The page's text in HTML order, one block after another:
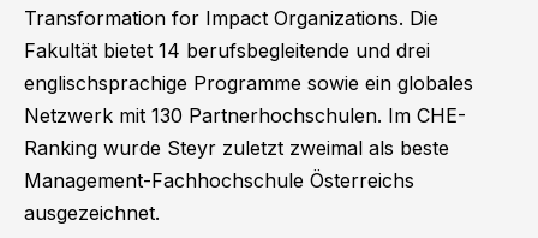
Transformation for Impact Organizations. Die
Fakultät bietet 14 berufsbegleitende und drei
englischsprachige Programme sowie ein globales
Netzwerk mit 130 Partnerhochschulen. Im CHE-
Ranking wurde Steyr zuletzt zweimal als beste
Management-Fachhochschule Österreichs
ausgezeichnet.